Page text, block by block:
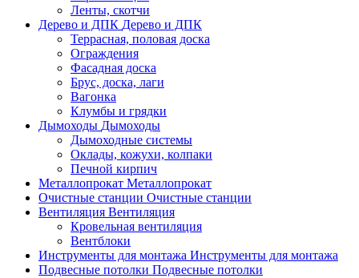
Ленты, скотчи
Дерево и ДПК Дерево и ДПК
Террасная, половая доска
Ограждения
Фасадная доска
Брус, доска, лаги
Вагонка
Клумбы и грядки
Дымоходы Дымоходы
Дымоходные системы
Оклады, кожухи, колпаки
Печной кирпич
Металлопрокат Металлопрокат
Очистные станции Очистные станции
Вентиляция Вентиляция
Кровельная вентиляция
Вентблоки
Инструменты для монтажа Инструменты для монтажа
Подвесные потолки Подвесные потолки